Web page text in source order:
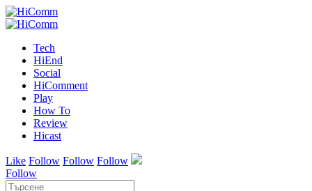
Tech
HiEnd
Social
HiComment
Play
How To
Review
Hicast
Like Follow Follow Follow
Follow